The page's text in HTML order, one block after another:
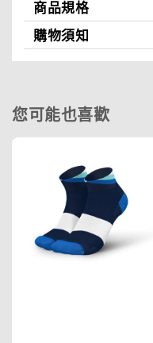
商品規格
購物須知
您可能也喜歡